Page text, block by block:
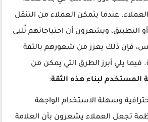
عندما يتمكن العملاء من التنقل
التطبيق، ويشعرون أن احتياجاتهم تُلبى
فإن ذلك يعزز من شعورهم بالثقة
فيما يلي أبرز الطرق التي يمكن من
المستخدم لبناء هذه الثقة:
وسهلة الاستخدام الواجهة
تجعل العملاء يشعرون بأن العلامة